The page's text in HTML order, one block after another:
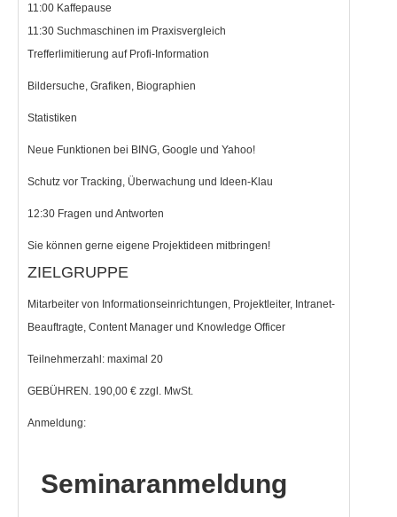
11:00 Kaffepause
11:30 Suchmaschinen im Praxisvergleich
Trefferlimitierung auf Profi-Information
Bildersuche, Grafiken, Biographien
Statistiken
Neue Funktionen bei BING, Google und Yahoo!
Schutz vor Tracking, Überwachung und Ideen-Klau
12:30 Fragen und Antworten
Sie können gerne eigene Projektideen mitbringen!
ZIELGRUPPE
Mitarbeiter von Informationseinrichtungen, Projektleiter, Intranet-
Beauftragte, Content Manager und Knowledge Officer
Teilnehmerzahl: maximal 20
GEBÜHREN. 190,00 € zzgl. MwSt.
Anmeldung: